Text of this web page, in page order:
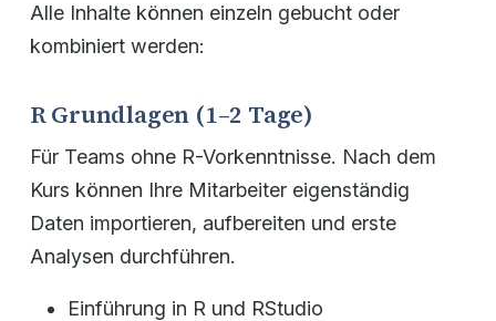
Alle Inhalte können einzeln gebucht oder
kombiniert werden:
R Grundlagen (1–2 Tage)
Für Teams ohne R-Vorkenntnisse. Nach dem
Kurs können Ihre Mitarbeiter eigenständig
Daten importieren, aufbereiten und erste
Analysen durchführen.
Einführung in R und RStudio